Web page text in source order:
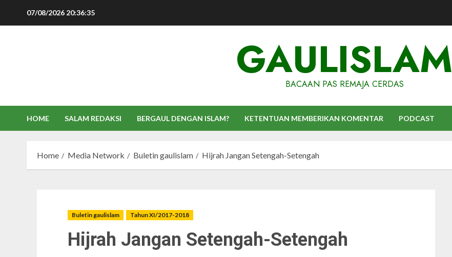
07/08/2026 20:36:36
GAULISLAM
BACAAN PAS REMAJA CERDAS
HOME SALAM REDAKSI BERGAUL DENGAN ISLAM? KETENTUAN MEMBERIKAN KOMENTAR PODCAST
Home Media Network Buletin gaulislam Hijrah Jangan Setengah-Setengah
Buletin gaulislam Tahun XI/2017-2018
Hijrah Jangan Setengah-Setengah